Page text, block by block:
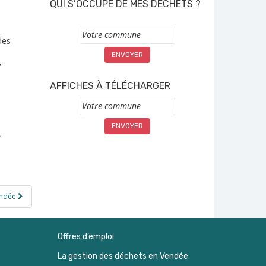
QUI S’OCCUPE DE MES DÉCHETS ?
Commune
AFFICHES À TÉLÉCHARGER
Commune
Offres d’emploi
La gestion des déchets en Vendée